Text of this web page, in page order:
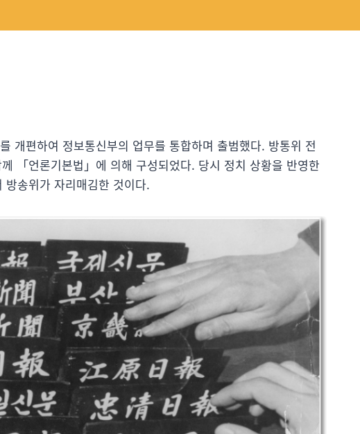
개편하여 정보통신부의 업무를 통합하며 출범했다. 방통위 전
「언론기본법」에 의해 구성되었다. 당시 정치 상황을 반영한
송위가 자리매김한 것이다.